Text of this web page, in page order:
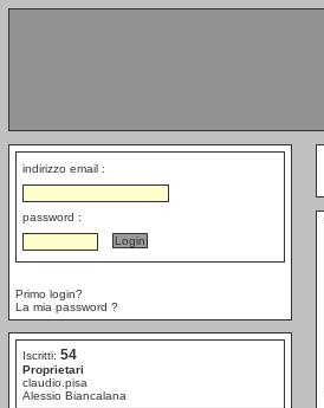
indirizzo email :
password :
Primo login?
La mia password ?
Iscritti: 54
Proprietari
claudio.pisa
Alessio Biancalana